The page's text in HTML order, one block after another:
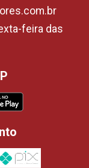
feira das